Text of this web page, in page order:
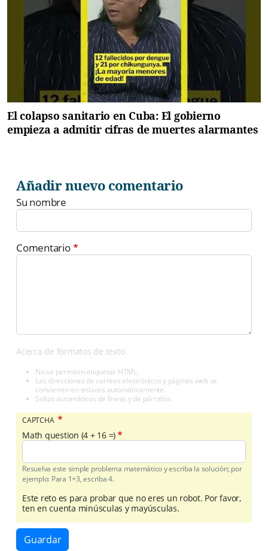
El colapso sanitario en Cuba: El gobierno
empieza a admitir cifras de muertes alarmantes
Añadir nuevo comentario
Su nombre
Comentario
Acerca de formatos de texto
No se permiten etiquetas HTML.
Las direcciones de correos electrónicos y páginas web se
convierten en enlaces automáticamente.
Saltos automáticos de líneas y de párrafos.
CAPTCHA
Math question (4 + 16 =)
Resuelva este simple problema matemático y escriba la solución; por
ejemplo: Para 1+3, escriba 4.
Este reto es para probar que no eres un robot. Por favor,
ten en cuenta minúsculas y mayúsculas.
Guardar